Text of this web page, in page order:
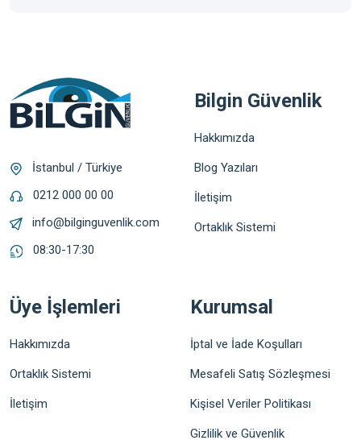
İstanbul / Türkiye
0212 000 00 00
info@bilginguvenlik.com
08:30-17:30
Bilgin Güvenlik
Hakkımızda
Blog Yazıları
İletişim
Ortaklık Sistemi
Üye İşlemleri
Hakkımızda
Ortaklık Sistemi
İletişim
Kurumsal
İptal ve İade Koşulları
Mesafeli Satış Sözleşmesi
Kişisel Veriler Politikası
Gizlilik ve Güvenlik